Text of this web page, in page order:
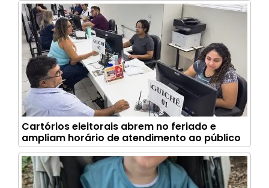
Cartórios eleitorais abrem no feriado e
ampliam horário de atendimento ao público